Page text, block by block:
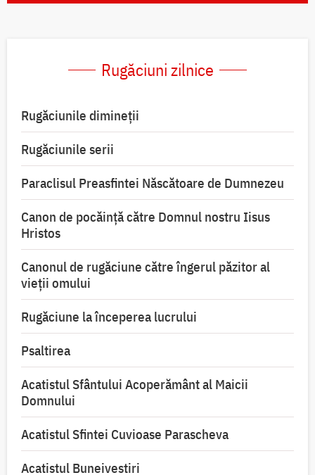
Rugăciuni zilnice
Rugăciunile dimineții
Rugăciunile serii
Paraclisul Preasfintei Născătoare de Dumnezeu
Canon de pocăință către Domnul nostru Iisus
Hristos
Canonul de rugăciune către îngerul păzitor al
vieții omului
Rugăciune la începerea lucrului
Psaltirea
Acatistul Sfântului Acoperământ al Maicii
Domnului
Acatistul Sfintei Cuvioase Parascheva
Acatistul Buneivestiri